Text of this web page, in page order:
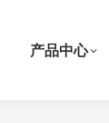
产品中心